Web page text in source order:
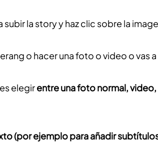
subir la story y haz clic sobre la
o hacer una foto o video o vas a
elegirentre una foto normal,
(por ejemplo para añadir